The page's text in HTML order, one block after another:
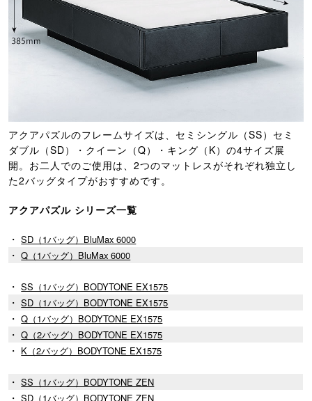
アクアパズルのフレームサイズは、セミシングル（SS）セミ
ダブル（SD）・クイーン（Q）・キング（K）の4サイズ展
開。お二人でのご使用は、2つのマットレスがそれぞれ独立し
た2バッグタイプがおすすめです。
アクアパズル シリーズ一覧
・SD（1バッグ）BluMax 6000
・Q（1バッグ）BluMax 6000
・SS（1バッグ）BODYTONE EX1575
・SD（1バッグ）BODYTONE EX1575
・Q（1バッグ）BODYTONE EX1575
・Q（2バッグ）BODYTONE EX1575
・ K（2バッグ）BODYTONE EX1575
・SS（1バッグ）BODYTONE ZEN
・SD（1バッグ）BODYTONE ZEN